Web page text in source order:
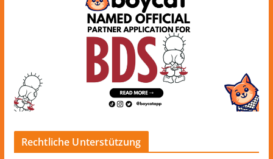
Rechtliche Unterstützung